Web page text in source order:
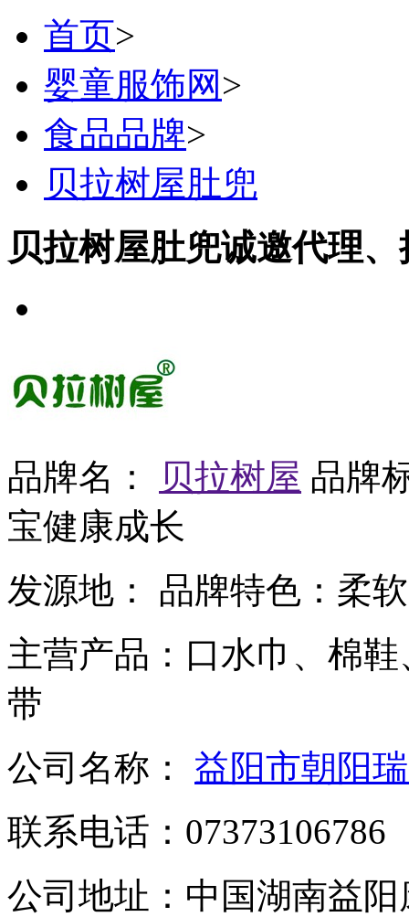
首页>
婴童服饰网 >
食品品牌>
贝拉树屋肚兜
贝拉树屋肚兜诚邀代理、
品牌名： 贝拉树屋 品牌
宝健康成长
发源地：
品牌特色： 柔
主营产品： 口水巾、棉
带
公司名称： 益阳市朝阳
联系电话： 07373106786
公司地址： 中国湖南益